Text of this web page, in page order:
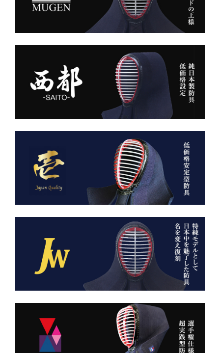
また、日本製の高精度アイ
ロン技術と熟練の縫製によ
り、
ち姿までも凛々しく映えま
す。
ー 伝統と誇り、そして美
袴、その風合いをぜひご体
感ください。
8800 木綿袴 ―
武州金橋8800 木綿袴
（小島染織工業） × 熊本
日本が誇る伝統織物 武州
金橋（8800番手 木綿生
地） を使用した 本格木綿
格を求める。その感性に応
える竹刀袋です。
内側は大切な竹刀をやさし
く守るクッション構造。
高密度ベルベットと日本製
ならではの精密な縫製が、
型崩れを防ぎ、長年使って
も美しい形を保ち続けま
す。
「見た目だけ」では終わら
せない、本物の品質があり
ます。
ただ運ぶための袋ではあり
これは、
強さ・品格・こだわりをま
とうための竹刀袋。
持つだけで気持ちが引き締
道場に入る一歩目から、勝
負のスイッチが入る。
――その一本を、あなたの